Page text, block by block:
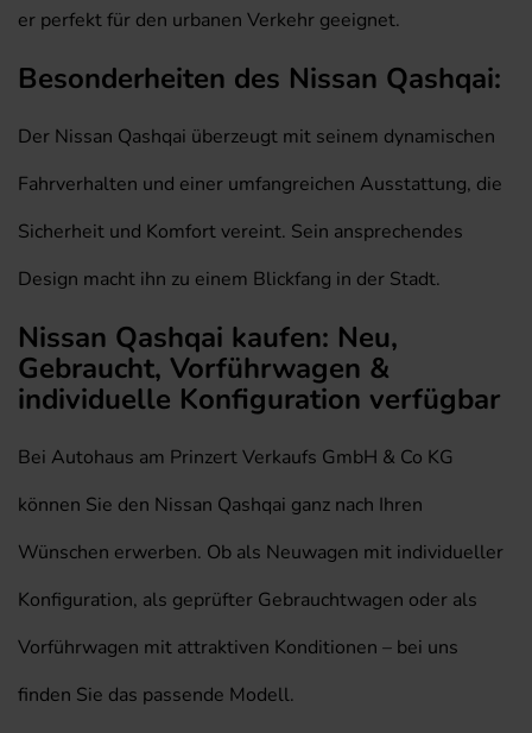
er perfekt für den urbanen Verkehr geeignet.
Besonderheiten des Nissan Qashqai:
Der Nissan Qashqai überzeugt mit seinem dynamischen
Fahrverhalten und einer umfangreichen Ausstattung, die
Sicherheit und Komfort vereint. Sein ansprechendes
Design macht ihn zu einem Blickfang in der Stadt.
Nissan Qashqai kaufen: Neu,
Gebraucht, Vorführwagen &
individuelle Konfiguration verfügbar
Bei Autohaus am Prinzert Verkaufs GmbH & Co KG
können Sie den Nissan Qashqai ganz nach Ihren
Wünschen erwerben. Ob als Neuwagen mit individueller
Konfiguration, als geprüfter Gebrauchtwagen oder als
Vorführwagen mit attraktiven Konditionen – bei uns
finden Sie das passende Modell.